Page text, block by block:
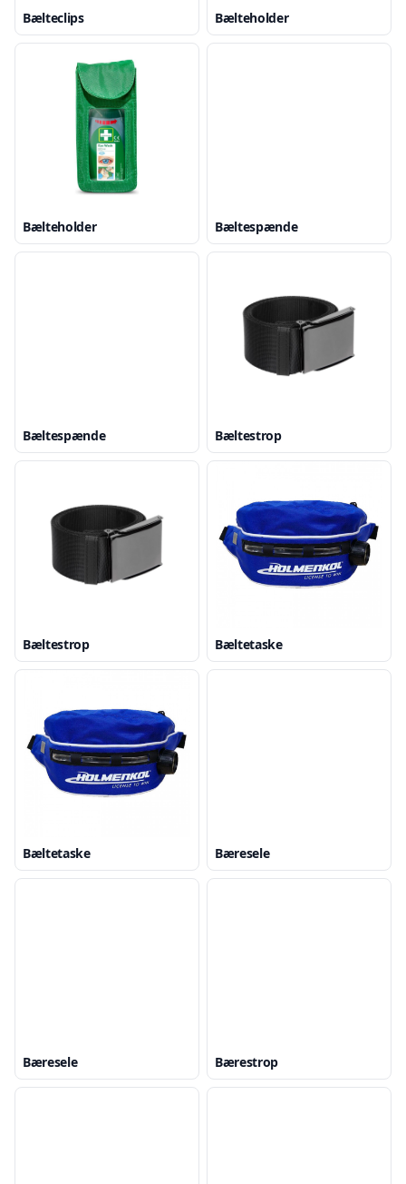
Bælteclips Bælteholder
Bælteholder Bæltespænde
Bæltespænde Bæltestrop
Bæltestrop Bæltetaske
Bæltetaske Bæresele
Bæresele Bærestrop